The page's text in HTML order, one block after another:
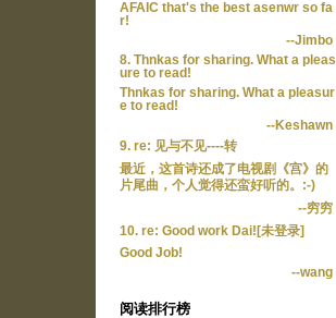
AFAIC that's the best asenwr so fa
r!
--Jimbo
8. Thnkas for sharing. What a pleas
ure to read!
Thnkas for sharing. What a pleasur
e to read!
--Keshawn
9. re: 见与不见----转
最近，这首诗还成了电视剧《宫》的
片尾曲，个人觉得还蛮好听的。:-)
--穷穷
10. re: Good work Dai![未登录]
Good Job!
--wang
阅读排行榜